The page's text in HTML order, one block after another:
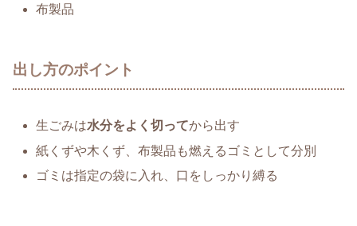
布製品
出し方のポイント
生ごみは水分をよく切ってから出す
紙くずや木くず、布製品も燃えるゴミとして分別
ゴミは指定の袋に入れ、口をしっかり縛る